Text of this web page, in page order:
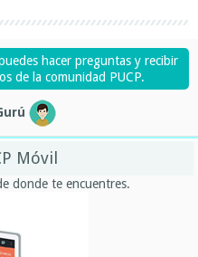
hacer preguntas y recibir
de la comunidad PUCP.
Móvil
donde te encuentres.